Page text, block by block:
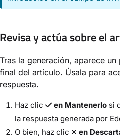
Revisa y actúa sobre el
Tras la generación, aparece
final del artículo. Úsala para
respuesta.
Haz clic en Mantenerlo si
la respuesta generada por
O bien, haz clic
en